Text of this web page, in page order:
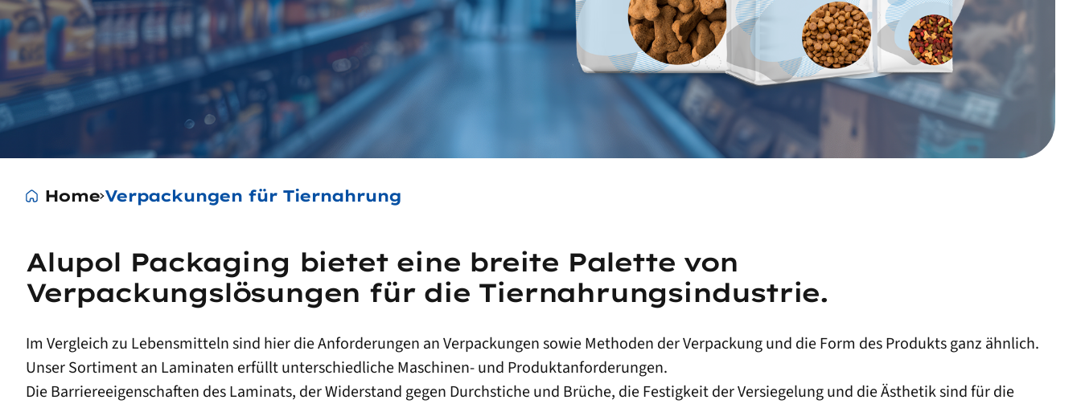
Home Verpackungen für Tiernahrung
Alupol Packaging bietet eine breite Palette von
Verpackungslösungen für die Tiernahrungsindustrie.
Im Vergleich zu Lebensmitteln sind hier die Anforderungen an Verpackungen sowie Methoden der Verpackung und die Form des Produkts ganz ähnlich.
Unser Sortiment an Laminaten erfüllt unterschiedliche Maschinen- und Produktanforderungen.
Die Barriereeigenschaften des Laminats, der Widerstand gegen Durchstiche und Brüche, die Festigkeit der Versiegelung und die Ästhetik sind für die